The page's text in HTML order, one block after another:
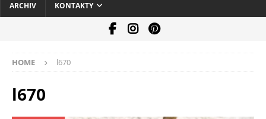
ARCHIV KONTAKTY
HOME l670
l670